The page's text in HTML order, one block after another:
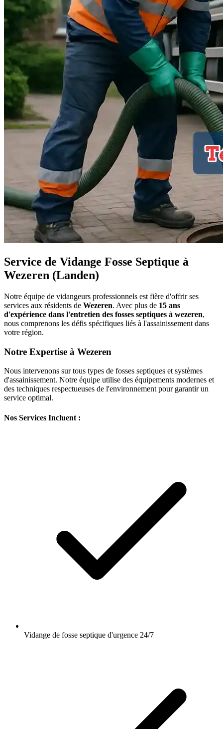
Service de Vidange Fosse Septique à
Wezeren (Landen)
Notre équipe de vidangeurs professionnels est fière d'offrir ses
services aux résidents de Wezeren. Avec plus de 15 ans
d'expérience dans l'entretien des fosses septiques à wezeren,
nous comprenons les défis spécifiques liés à l'assainissement dans
votre région.
Notre Expertise à Wezeren
Nous intervenons sur tous types de fosses septiques et systèmes
d'assainissement. Notre équipe utilise des équipements modernes et
des techniques respectueuses de l'environnement pour garantir un
service optimal.
Nos Services Incluent :
Vidange de fosse septique d'urgence 24/7